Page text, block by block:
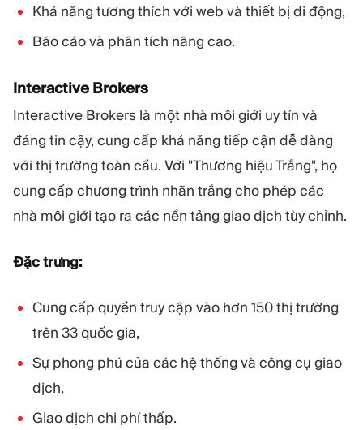
Khả năng tương thích với web và thiết bị di động,
Báo cáo và phân tích nâng cao.
Interactive Brokers
Interactive Brokers là một nhà môi giới uy tín và
đáng tin cậy, cung cấp khả năng tiếp cận dễ dàng
với thị trường toàn cầu. Với "Thương hiệu Trắng", họ
cung cấp chương trình nhãn trắng cho phép các
nhà môi giới tạo ra các nền tảng giao dịch tùy chỉnh.
Đặc trưng:
Cung cấp quyền truy cập vào hơn 150 thị trường
trên 33 quốc gia,
Sự phong phú của các hệ thống và công cụ giao
dịch,
Giao dịch chi phí thấp.